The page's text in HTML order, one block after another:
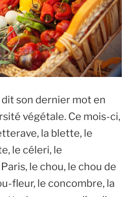
dit son dernier mot en
végétale. Ce mois-ci,
la blette, le
le céleri, le
le chou, le chou de
fleur, le concombre, la